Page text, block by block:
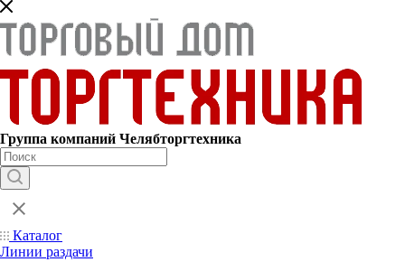
Группа компаний Челябторгтехника
Каталог
Линии раздачи